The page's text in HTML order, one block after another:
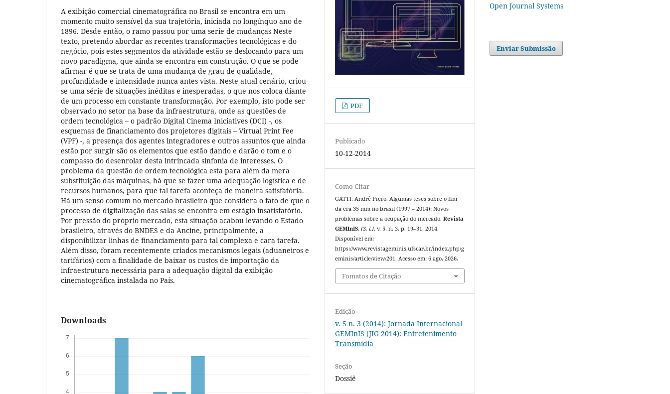
A exibição comercial cinematográfica no Brasil se encontra em um
momento muito sensível da sua trajetória, iniciada no longínquo ano de
1896. Desde então, o ramo passou por uma serie de mudanças Neste
texto, pretendo abordar as recentes transformações tecnológicas e do
negócio, pois estes segmentos da atividade estão se deslocando para um
novo paradigma, que ainda se encontra em construção. O que se pode
afirmar é que se trata de uma mudança de grau de qualidade,
profundidade e intensidade nunca antes vista. Neste atual cenário, criou-
se uma série de situações inéditas e inesperadas, o que nos coloca diante
de um processo em constante transformação. Por exemplo, isto pode ser
observado no setor na base da infraestrutura, onde as questões de
ordem tecnológica – o padrão Digital Cinema Iniciatives (DCI) -, os
esquemas de financiamento dos projetores digitais – Virtual Print Fee
(VPF) -, a presença dos agentes integradores e outros assuntos que ainda
estão por surgir são os elementos que estão dando e darão o tom e o
compasso do desenrolar desta intrincada sinfonia de interesses. O
problema da questão de ordem tecnológica esta para além da mera
substituição das máquinas, há que se fazer uma adequação logística e de
recursos humanos, para que tal tarefa aconteça de maneira satisfatória.
Há um senso comum no mercado brasileiro que considera o fato de que o
processo de digitalização das salas se encontra em estágio insatisfatório.
Por pressão do próprio mercado, esta situação acabou levando o Estado
brasileiro, através do BNDES e da Ancine, principalmente, a
disponibilizar linhas de financiamento para tal complexa e cara tarefa.
Além disso, foram recentemente criados mecanismos legais (aduaneiros e
tarifários) com a finalidade de baixar os custos de importação da
infraestrutura necessária para a adequação digital da exibição
cinematográfica instalada no País.
Downloads
PDF
Publicado
10-12-2014
Como Citar
GATTI, André Piero. Algumas teses sobre o fim
da era 35 mm no brasil (1997 – 2014): Novos
problemas sobre a ocupação do mercado.Revista
GEMInIS,[S. l.], v. 5, n. 3, p. 19–31, 2014.
Disponível em:
https://www.revistageminis.ufscar.br/index.php/g
eminis/article/view/201. Acesso em: 6 ago. 2026.
Fomatos de Citação
Edição
v. 5 n. 3 (2014): Jornada Internacional
GEMInIS (JIG 2014): Entretenimento
Transmídia
Seção
Dossiê
Open Journal Systems
Enviar Submissão